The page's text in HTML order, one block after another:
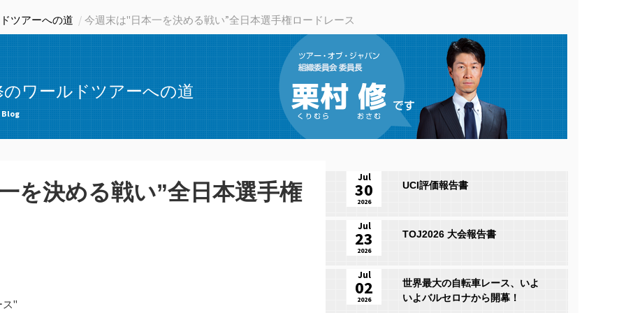
ツアーへの道 今週末は"日本一を決める戦い”全日本選手権ロードレース
のワールドツアーへの道
Blog
を決める戦い”全日本選手権
ス"
UCI評価報告書
Jul
30
2026
TOJ2026 大会報告書
Jul
23
2026
世界最大の自転車レース、いよ
いよバルセロナから開幕！
Jul
02
2026